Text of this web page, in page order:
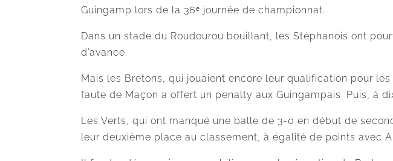
Guingamp lors de la 36ᵉ journée de championnat.
Dans un stade du Roudourou bouillant, les Stéphanois ont
d’avance.
Mais les Bretons, qui jouaient encore leur qualification pour
faute de Maçon a offert un penalty aux Guingampais. Puis, à
Les Verts, qui ont manqué une balle de 3-0 en début de
leur deuxième place au classement, à égalité de points avec